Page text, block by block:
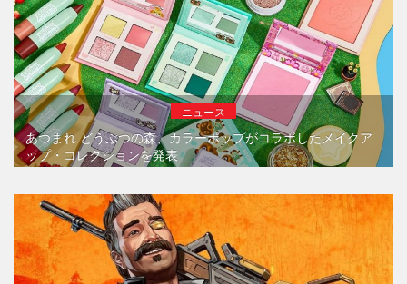
ニュース
あつまれ どうぶつの森、カラーポップがコラボしたメイクア
ップ・コレクションを発表